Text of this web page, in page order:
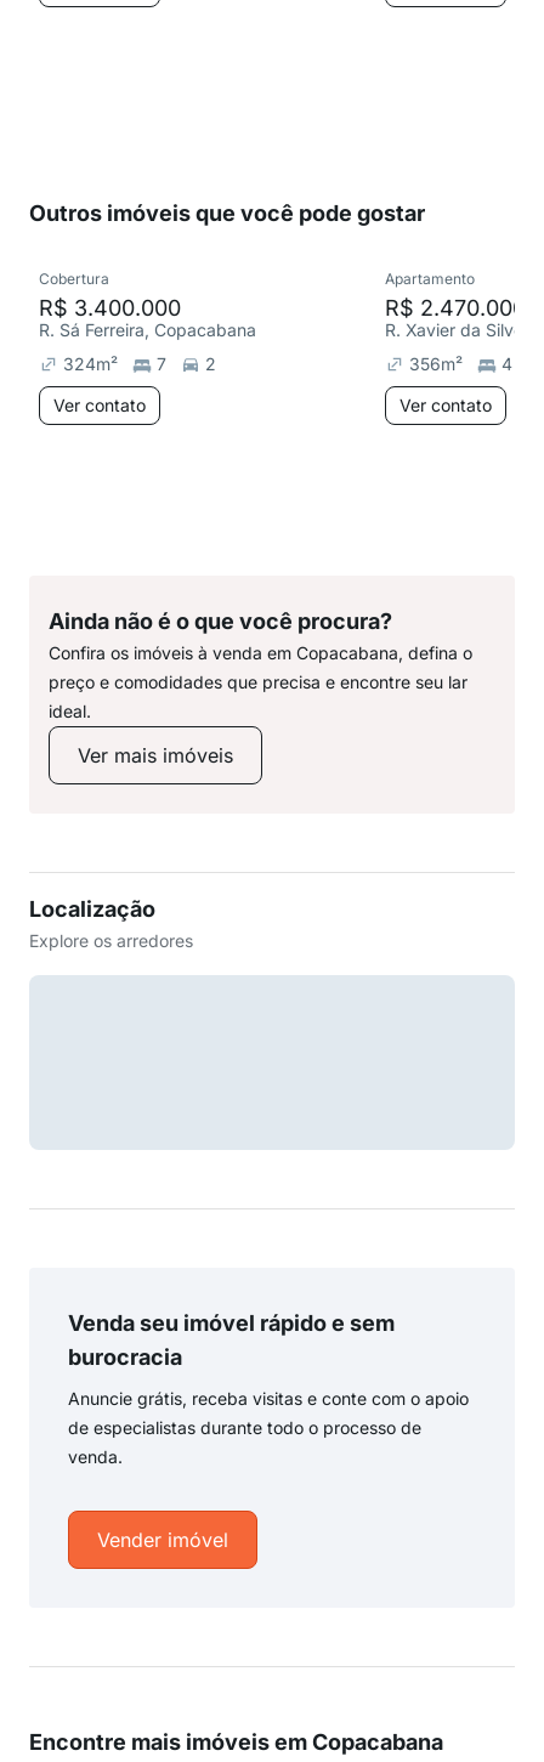
Outros imóveis que você pode gostar
Cobertura
R$ 3.400.000
R. Sá Ferreira, Copacabana
324m² 7
2
Ver contato
Apartamento
R$ 2.470.000
R. Xavier da
356m²
4
Ver contato
Ainda não é o que você procura?
Confira os imóveis à venda em Copacabana, defina o
preço e comodidades que precisa e encontre seu lar
ideal.
Ver mais imóveis
Localização
Explore os arredores
Venda seu imóvel rápido e sem
burocracia
Anuncie grátis, receba visitas e conte com o apoio
de especialistas durante todo o processo de
venda.
Vender imóvel
Encontre mais imóveis em Copacabana